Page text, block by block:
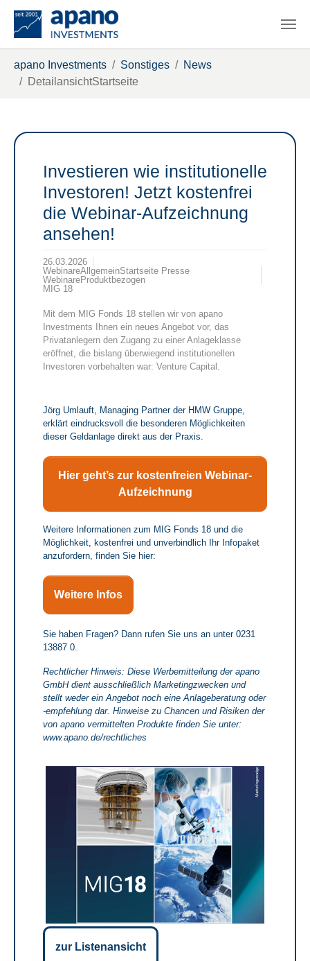
apano Investments Sonstiges
News
DetailansichtStartseite
Investieren wie institutionelle
Investoren! Jetzt kostenfrei
die Webinar-Aufzeichnung
ansehen!
26.03.2026
WebinareAllgemeinStartseite Presse
WebinareProduktbezogen
MIG 18
Mit dem MIG Fonds 18 stellen wir von apano
Investments Ihnen ein neues Angebot vor, das
Privatanlegern den Zugang zu einer Anlageklasse
eröffnet, die bislang überwiegend institutionellen
Investoren vorbehalten war: Venture Capital.
Jörg Umlauft, Managing Partner der HMW Gruppe,
erklärt eindrucksvoll die besonderen Möglichkeiten
dieser Geldanlage direkt aus der Praxis.
Hier geht’s zur kostenfreien Webinar-
Aufzeichnung
Weitere Informationen zum MIG Fonds 18 und die
Möglichkeit, kostenfrei und unverbindlich Ihr Infopaket
anzufordern, finden Sie hier:
Weitere Infos
​​​​​​​Sie haben Fragen? Dann rufen Sie uns an unter 0231
13887 0.
Rechtlicher Hinweis: Diese Werbemitteilung der apano
GmbH dient ausschließlich Marketingzwecken und
stellt weder ein Angebot noch eine Anlageberatung oder
-empfehlung dar. Hinweise zu Chancen und Risiken der
von apano vermittelten Produkte finden Sie unter:
www.apano.de/rechtliches
zur Listenansicht